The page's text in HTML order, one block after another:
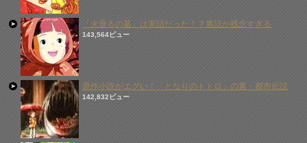
「火垂るの墓」は実話だった！？裏話が残念すぎる
143,564ビュー
原作小説がエグい！「となりのトトロ」の裏・都市伝説
142,832ビュー